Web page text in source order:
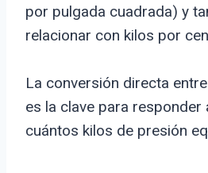
por pulgada cuadrada) y
relacionar con kilos por
La conversión directa
es la clave para responder
cuántos kilos de presión